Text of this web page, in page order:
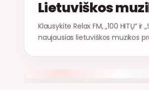
Lietuviškos
Klausykite Relax FM, „100
naujausias lietuviškos muzikos